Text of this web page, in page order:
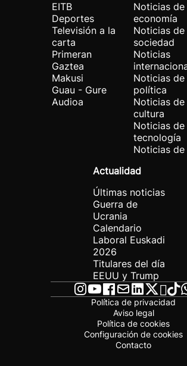
EITB
Deportes
Televisión a la
carta
Primeran
Gaztea
Makusi
Guau - Gure
Audioa
Noticias de
economía
Noticias de
sociedad
Noticias
Noticias de
política
Noticias de
cultura
Noticias de
tecnología
Noticias de
Actualidad
Últimas noticias
Guerra de
Ucrania
Calendario
Laboral Euskadi
2026
Titulares del día
EEUU y Trump
Política de privacidad
Aviso legal
Política de cookies
Configuración de cookies
Contacto